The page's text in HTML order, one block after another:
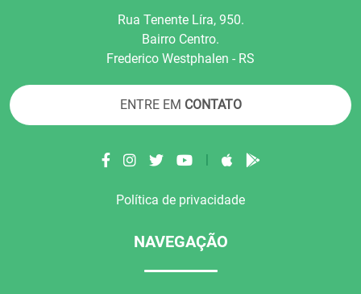
Rua Tenente Líra, 950.
Bairro Centro.
Frederico Westphalen - RS
ENTRE EM CONTATO
Política de privacidade
NAVEGAÇÃO